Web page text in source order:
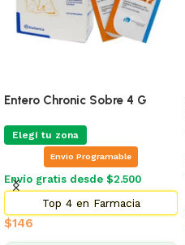
Entero Chronic Sobre 4 G
Elegí tu zona
Envio Programable
Envío gratis desde $2.500
Top 4 en Farmacia
$146